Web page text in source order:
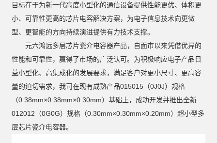
目标在于为新一代高度小型化的通信设备提供性能更优、体积更
小、可靠性更高的芯片电容解决方案，为电子信息技术向更微
型、更智能的方向持续演进提供有力技术支撑。
元六鸿远多层芯片瓷介电容器产品，自面市以来凭借优异的
性能和可靠性，赢得了市场的广泛认可。为积极响应电子产品日
益小型化、高集成化的发展要求，满足客户对更小尺寸、更高容
量的迫切需求，我司在现有成熟产品015015（0J0J）规格
（0.38mm×0.38mm×0.30mm）基础上，成功开发并推出全新
012012（0G0G）规格（0.30mm×0.30mm×0.20mm）超小型多
层芯片瓷介电容器。